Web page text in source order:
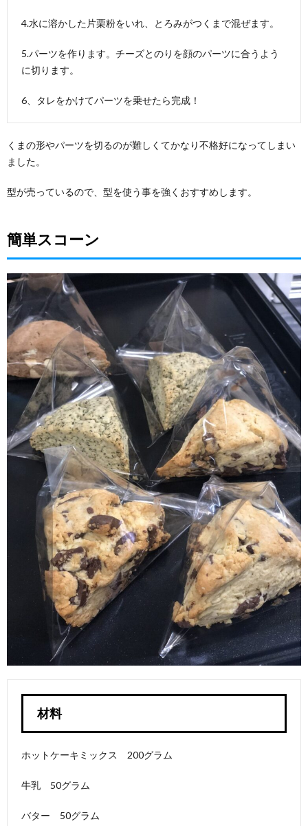
4.水に溶かした片栗粉をいれ、とろみがつくまで混ぜます。
5.パーツを作ります。チーズとのりを顔のパーツに合うよう
に切ります。
6、タレをかけてパーツを乗せたら完成！
くまの形やパーツを切るのが難しくてかなり不格好になってしまい
ました。
型が売っているので、型を使う事を強くおすすめします。
簡単スコーン
材料
ホットケーキミックス 200グラム
牛乳 50グラム
バター 50グラム